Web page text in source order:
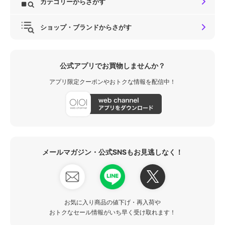
ショップ・ブランドからさがす
公式アプリでお買物しませんか？
アプリ限定クーポンやおトクな情報を配信中！
メールマガジン・公式SNSもお見逃しなく！
お気に入り商品の値下げ・再入荷や
おトクなセール情報がいち早く受け取れます！